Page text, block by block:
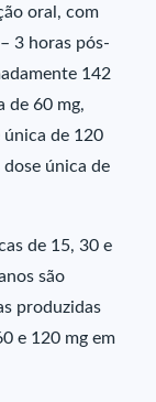
oral, com
3 horas pós-
142
de 60 mg,
única de 120
única de
de 15, 30 e
são
produzidas
e 120 mg em